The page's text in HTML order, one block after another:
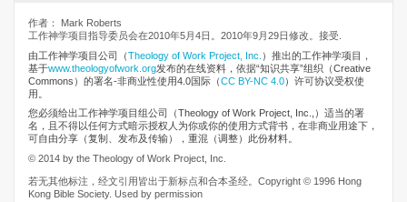
作者： Mark Roberts
工作神学项目指导委员会在2010年5月4日。2010年9月29日修改。接受.
由工作神学项目公司
（Theology of Work Project, Inc. ）推出的工作神学项目，
基于www.theologyofwork.org发布的在线资料，依据“知识共享”组织（Creative
Commons）的署名-非商业性使用4.0国际（CC BY-NC 4.0）许可协议受权使
用。
您必须给出工作神学项目组公司（Theology of Work Project, Inc.,）适当的署
名，且不得以任何方式暗示授权人为你或你的使用方式背书，在非商业用途下，
可自由分享（复制、发布及传输），重混（调整）此份材料。
© 2014 by the Theology of Work Project, Inc.
若无其他标注，经文引用皆出于新标点和合本圣经。Copyright © 1996 Hong
Kong Bible Society. Used by permission